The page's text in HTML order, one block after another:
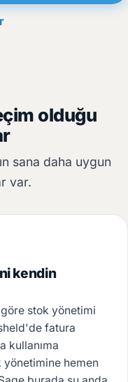
olduğu
sana daha uygun
var.
kendin
stok yönetimi
fatura
kullanıma
hemen